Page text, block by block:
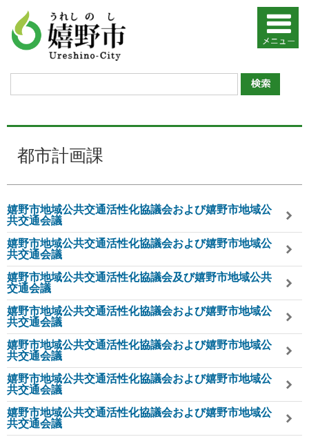
都市計画課
嬉野市地域公共交通活性化協議会および嬉野市地域公
共交通会議
嬉野市地域公共交通活性化協議会および嬉野市地域公
共交通会議
嬉野市地域公共交通活性化協議会及び嬉野市地域公共
交通会議
嬉野市地域公共交通活性化協議会および嬉野市地域公
共交通会議
嬉野市地域公共交通活性化協議会および嬉野市地域公
共交通会議
嬉野市地域公共交通活性化協議会および嬉野市地域公
共交通会議
嬉野市地域公共交通活性化協議会および嬉野市地域公
共交通会議